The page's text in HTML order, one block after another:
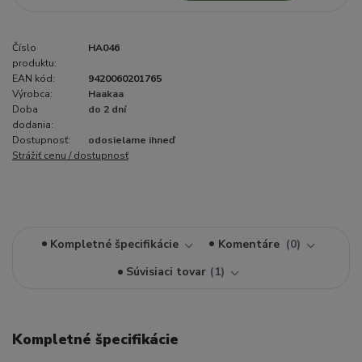
Číslo
produktu:
HA046
EAN kód:
9420060201765
Výrobca:
Haakaa
Doba
dodania:
do 2 dní
Dostupnosť:
odosielame ihneď
Strážiť cenu / dostupnosť
Kompletné špecifikácie Komentáre
0
Súvisiaci tovar
1
Kompletné špecifikácie